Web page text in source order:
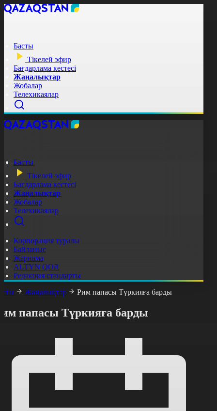
Басты
Тікелей эфир
Бағдарлама кестесі
Жаңалықтар
Жобалар
Телехикаялар
Басты
Тікелей эфир
Бағдарлама кестесі
Жаңалықтар
Жобалар
Телехикаялар
Корпорация туралы
Байланыс
Жарнама
ALTYN QOR
Редакция стандарты
Жаңалықтар Рим папасы Түркияға барды
папасы Түркияға барды